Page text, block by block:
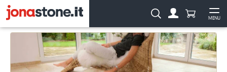
MENU
Ricerca: Numero di